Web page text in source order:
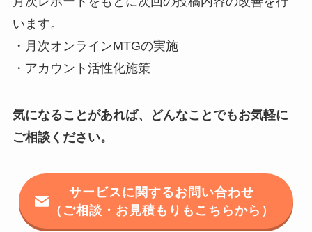
います。
・月次オンラインMTGの実施
・アカウント活性化施策
気になることがあれば、どんなことでもお気軽に
ご相談ください。
サービスに関するお問い合わせ
（ご相談・お見積もりもこちらから）